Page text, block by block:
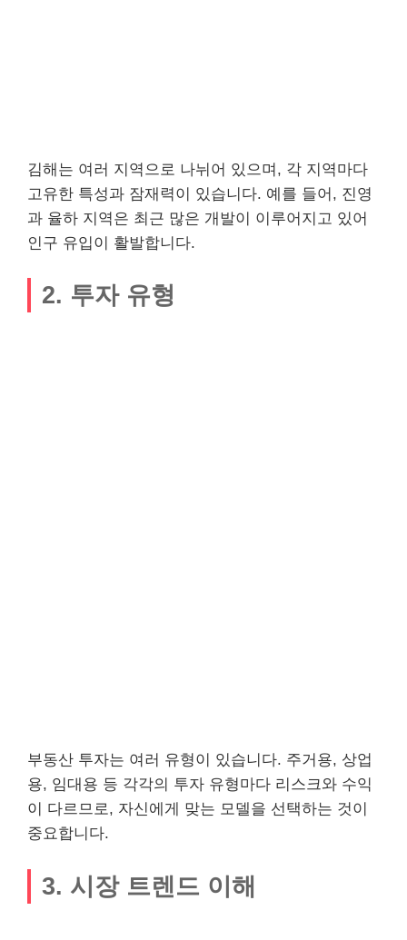
김해는 여러 지역으로 나뉘어 있으며, 각 지역마다
고유한 특성과 잠재력이 있습니다. 예를 들어, 진영
과 율하 지역은 최근 많은 개발이 이루어지고 있어
인구 유입이 활발합니다.
2. 투자 유형
부동산 투자는 여러 유형이 있습니다. 주거용, 상업
용, 임대용 등 각각의 투자 유형마다 리스크와 수익
이 다르므로, 자신에게 맞는 모델을 선택하는 것이
중요합니다.
3. 시장 트렌드 이해